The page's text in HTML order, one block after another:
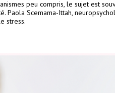
peu compris, le sujet est
Paola Scemama-Ittah,
stress.